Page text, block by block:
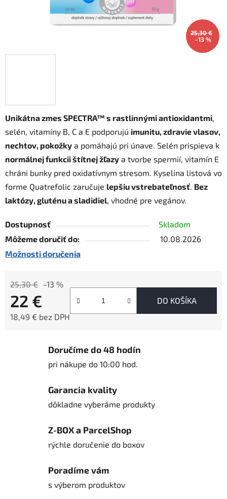
Unikátna zmes SPECTRA™ s rastlinnými antioxidantmi,
selén, vitamíny B, C a E podporujú imunitu, zdravie vlasov,
nechtov, pokožky a pomáhajú pri únave. Selén prispieva k
normálnej funkcii štítnej žľazy a tvorbe spermií, vitamín E
chráni bunky pred oxidatívnym stresom. Kyselina listová vo
forme Quatrefolic zaručuje lepšiu vstrebateľnosť. Bez
laktózy, gluténu a sladidiel, vhodné pre vegánov.
Dostupnosť
Skladom
Môžeme doručiť do:
10.08.2026
Možnosti doručenia
25,30 € –13 %
22 €
18,49 € bez DPH
DO KOŠÍKA
25,30 €
–13 %
Doručíme do 48 hodín
pri nákupe do 10:00 hod.
Garancia kvality
dôkladne vyberáme produkty
Z-BOX a ParcelShop
rýchle doručenie do boxov
Poradíme vám
s výberom produktov